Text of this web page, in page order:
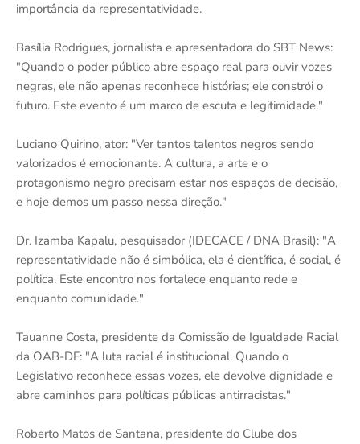
importância da representatividade.
Basília Rodrigues, jornalista e apresentadora do SBT News:
"Quando o poder público abre espaço real para ouvir vozes
negras, ele não apenas reconhece histórias; ele constrói o
futuro. Este evento é um marco de escuta e legitimidade."
Luciano Quirino, ator: "Ver tantos talentos negros sendo
valorizados é emocionante. A cultura, a arte e o
protagonismo negro precisam estar nos espaços de decisão,
e hoje demos um passo nessa direção."
Dr. Izamba Kapalu, pesquisador (IDECACE / DNA Brasil): "A
representatividade não é simbólica, ela é científica, é social, é
política. Este encontro nos fortalece enquanto rede e
enquanto comunidade."
Tauanne Costa, presidente da Comissão de Igualdade Racial
da OAB-DF: "A luta racial é institucional. Quando o
Legislativo reconhece essas vozes, ele devolve dignidade e
abre caminhos para políticas públicas antirracistas."
Roberto Matos de Santana, presidente do Clube dos